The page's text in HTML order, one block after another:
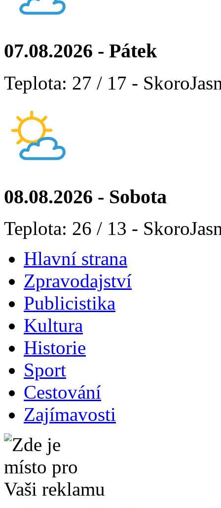
07.08.2026 - Pátek
Teplota: 27 / 17 -
08.08.2026 - Sobota
Teplota: 26 / 13 -
Hlavní strana
Zpravodajství
Publicistika
Kultura
Historie
Sport
Cestování
Zajímavosti